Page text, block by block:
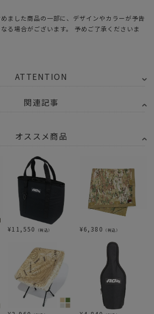
ました商品の一部に、デザインやカラーが予告
る場合がございます。 予めご了承くださいま
ATTENTION
関連記事
オススメ商品
¥11,550 （税込） ¥6,380 （税込）